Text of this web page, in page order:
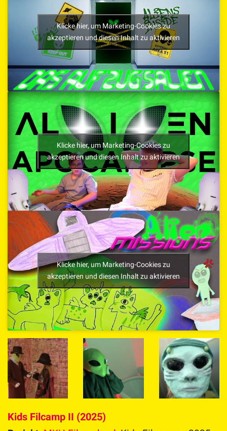
Klicke hier, um Marketing-Cookies zu
akzeptieren und diesen Inhalt zu aktivieren
Klicke hier, um Marketing-Cookies zu
akzeptieren und diesen Inhalt zu aktivieren
Klicke hier, um Marketing-Cookies zu
akzeptieren und diesen Inhalt zu aktivieren
Kids Filcamp II (2025)